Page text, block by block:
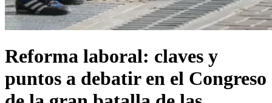
Reforma laboral: claves y
puntos a debatir en el Congreso